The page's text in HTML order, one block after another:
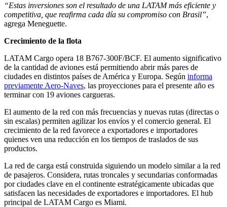
“Estas inversiones son el resultado de una LATAM más eficiente y
competitiva, que reafirma cada día su compromiso con Brasil”,
agrega Meneguette.
Crecimiento de la flota
LATAM Cargo opera 18 B767-300F/BCF. El aumento significativo
de la cantidad de aviones está permitiendo abrir más pares de
ciudades en distintos países de América y Europa. Según informa
previamente Aero-Naves, las proyecciones para el presente año es
terminar con 19 aviones cargueras.
El aumento de la red con más frecuencias y nuevas rutas (directas o
sin escalas) permiten agilizar los envíos y el comercio general. El
crecimiento de la red favorece a exportadores e importadores
quienes ven una reducción en los tiempos de traslados de sus
productos.
La red de carga está construida siguiendo un modelo similar a la red
de pasajeros. Considera, rutas troncales y secundarias conformadas
por ciudades clave en el continente estratégicamente ubicadas que
satisfacen las necesidades de exportadores e importadores. El hub
principal de LATAM Cargo es Miami.